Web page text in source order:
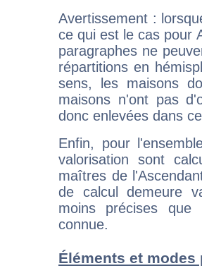
Avertissement :
ce qui est le cas pour
paragraphes ne
répartitions en
sens, les maisons
maisons n'ont pas
donc enlevées dans
Enfin, pour
valorisation sont
maîtres de
de calcul demeure
moins précises que
connue.
Éléments et modes